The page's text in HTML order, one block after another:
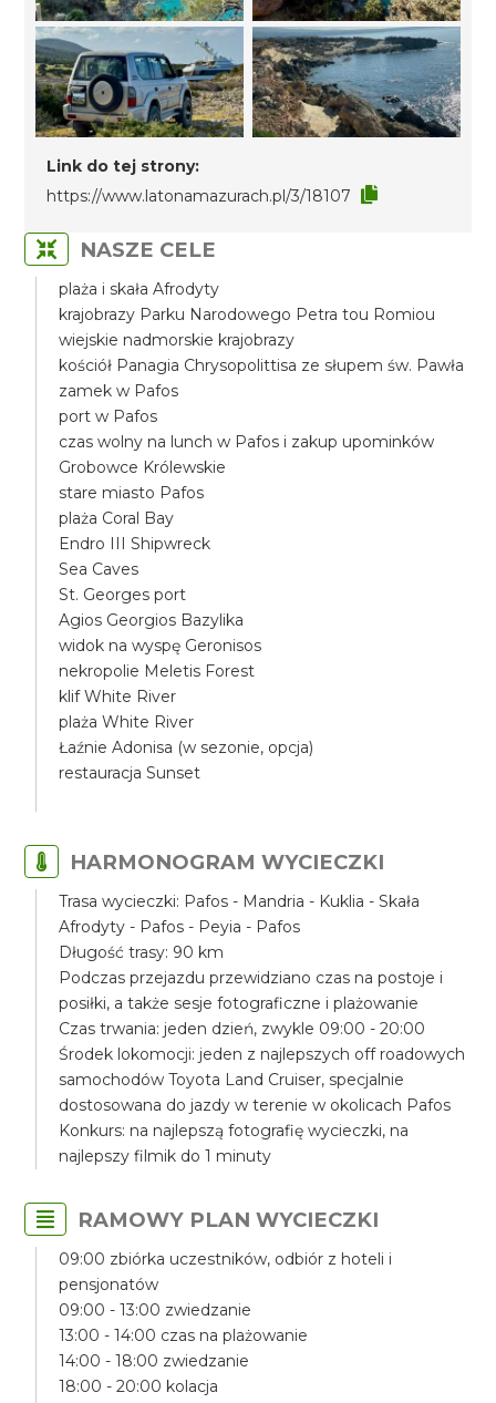
Link do tej strony:
https://www.latonamazurach.pl/3/18107
NASZE CELE
plaża i skała Afrodyty
krajobrazy Parku Narodowego Petra tou Romiou
wiejskie nadmorskie krajobrazy
kościół Panagia Chrysopolittisa ze słupem św. Pawła
zamek w Pafos
port w Pafos
czas wolny na lunch w Pafos i zakup upominków
Grobowce Królewskie
stare miasto Pafos
plaża Coral Bay
Endro III Shipwreck
Sea Caves
St. Georges port
Agios Georgios Bazylika
widok na wyspę Geronisos
nekropolie Meletis Forest
klif White River
plaża White River
Łaźnie Adonisa (w sezonie, opcja)
restauracja Sunset
HARMONOGRAM WYCIECZKI
Trasa wycieczki: Pafos - Mandria - Kuklia - Skała
Afrodyty - Pafos - Peyia - Pafos
Długość trasy: 90 km
Podczas przejazdu przewidziano czas na postoje i
posiłki, a także sesje fotograficzne i plażowanie
Czas trwania: jeden dzień, zwykle 09:00 - 20:00
Środek lokomocji: jeden z najlepszych off roadowych
samochodów Toyota Land Cruiser, specjalnie
dostosowana do jazdy w terenie w okolicach Pafos
Konkurs: na najlepszą fotografię wycieczki, na
najlepszy filmik do 1 minuty
RAMOWY PLAN WYCIECZKI
09:00 zbiórka uczestników, odbiór z hoteli i
pensjonatów
09:00 - 13:00 zwiedzanie
13:00 - 14:00 czas na plażowanie
14:00 - 18:00 zwiedzanie
18:00 - 20:00 kolacja